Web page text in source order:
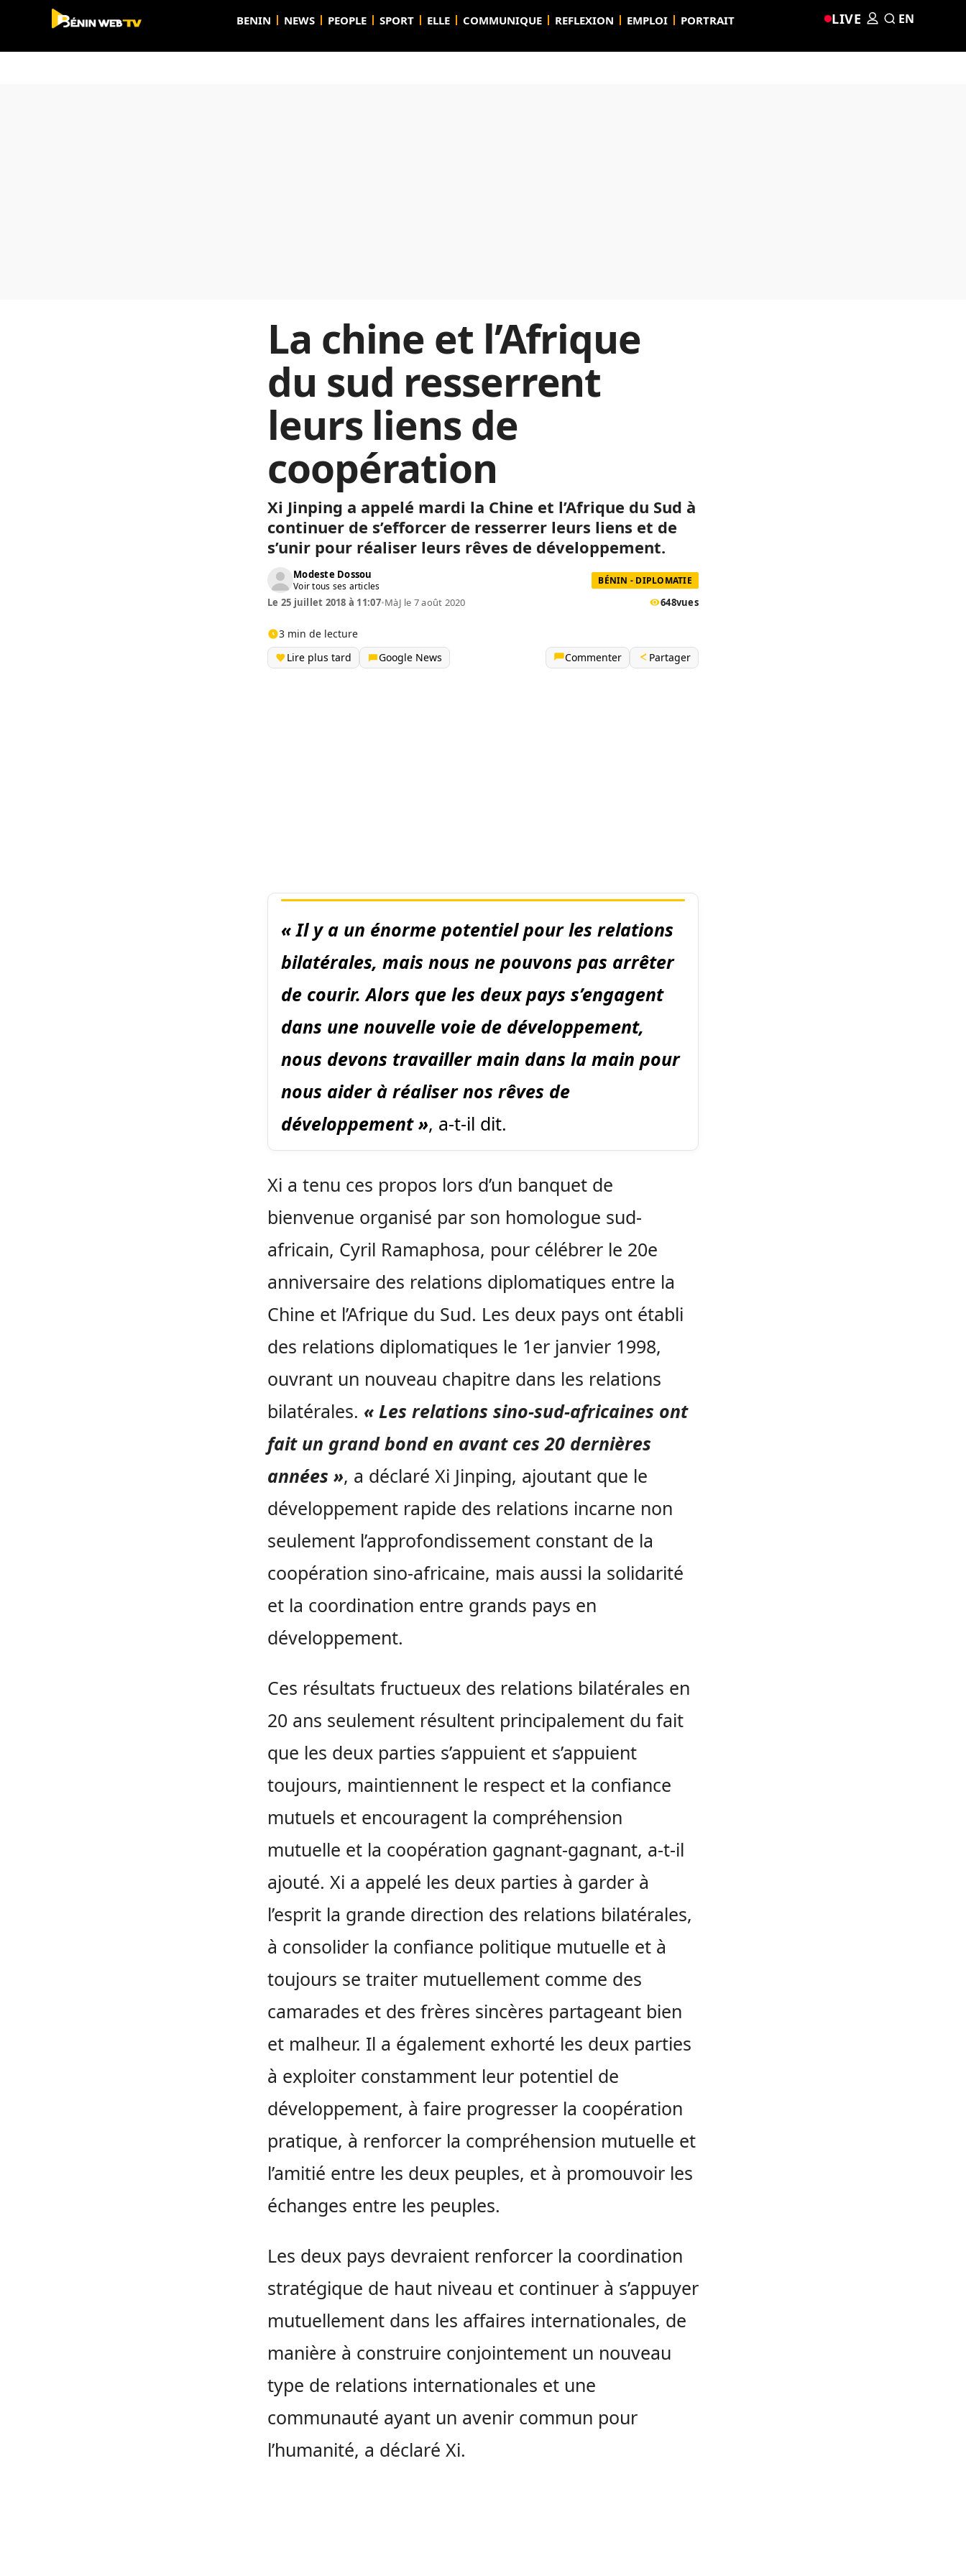
BENIN NEWS PEOPLE SPORT ELLE COMMUNIQUE REFLEXION EMPLOI PORTRAIT LIVE EN
La chine et l’Afrique
du sud resserrent
leurs liens de
coopération
Xi Jinping a appelé mardi la Chine et l’Afrique du Sud à
continuer de s’efforcer de resserrer leurs liens et de
s’unir pour réaliser leurs rêves de développement.
Modeste Dossou
Voir tous ses articles BÉNIN - DIPLOMATIE
Le 25 juillet 2018 à 11:07•MàJ le 7 août 2020 648vues
3 min de lecture
Lire plus tard
Google News Commenter Partager
« Il y a un énorme potentiel pour les relations
bilatérales, mais nous ne pouvons pas arrêter
de courir. Alors que les deux pays s’engagent
dans une nouvelle voie de développement,
nous devons travailler main dans la main pour
nous aider à réaliser nos rêves de
développement », a-t-il dit.
Xi a tenu ces propos lors d’un banquet de
bienvenue organisé par son homologue sud-
africain, Cyril Ramaphosa, pour célébrer le 20e
anniversaire des relations diplomatiques entre la
Chine et l’Afrique du Sud. Les deux pays ont établi
des relations diplomatiques le 1er janvier 1998,
ouvrant un nouveau chapitre dans les relations
bilatérales. « Les relations sino-sud-africaines ont
fait un grand bond en avant ces 20 dernières
années », a déclaré Xi Jinping, ajoutant que le
développement rapide des relations incarne non
seulement l’approfondissement constant de la
coopération sino-africaine, mais aussi la solidarité
et la coordination entre grands pays en
développement.
Ces résultats fructueux des relations bilatérales en
20 ans seulement résultent principalement du fait
que les deux parties s’appuient et s’appuient
toujours, maintiennent le respect et la confiance
mutuels et encouragent la compréhension
mutuelle et la coopération gagnant-gagnant, a-t-il
ajouté. Xi a appelé les deux parties à garder à
l’esprit la grande direction des relations bilatérales,
à consolider la confiance politique mutuelle et à
toujours se traiter mutuellement comme des
camarades et des frères sincères partageant bien
et malheur. Il a également exhorté les deux parties
à exploiter constamment leur potentiel de
développement, à faire progresser la coopération
pratique, à renforcer la compréhension mutuelle et
l’amitié entre les deux peuples, et à promouvoir les
échanges entre les peuples.
Les deux pays devraient renforcer la coordination
stratégique de haut niveau et continuer à s’appuyer
mutuellement dans les affaires internationales, de
manière à construire conjointement un nouveau
type de relations internationales et une
communauté ayant un avenir commun pour
l’humanité, a déclaré Xi.